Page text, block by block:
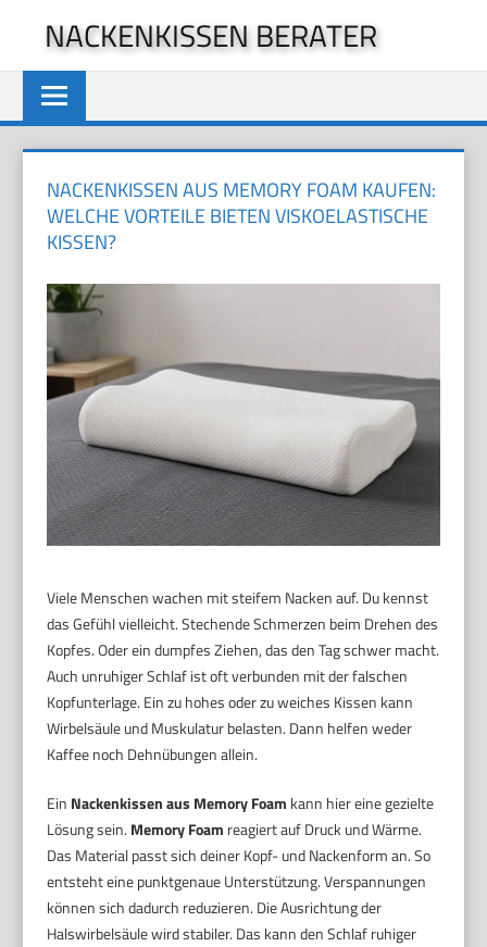
springen
NACKENKISSEN BERATER
NACKENKISSEN AUS MEMORY FOAM KAUFEN:
WELCHE VORTEILE BIETEN VISKOELASTISCHE
KISSEN?
Viele Menschen wachen mit steifem Nacken auf. Du kennst
das Gefühl vielleicht. Stechende Schmerzen beim Drehen des
Kopfes. Oder ein dumpfes Ziehen, das den Tag schwer macht.
Auch unruhiger Schlaf ist oft verbunden mit der falschen
Kopfunterlage. Ein zu hohes oder zu weiches Kissen kann
Wirbelsäule und Muskulatur belasten. Dann helfen weder
Kaffee noch Dehnübungen allein.
Ein Nackenkissen aus Memory Foam kann hier eine gezielte
Lösung sein. Memory Foam reagiert auf Druck und Wärme.
Das Material passt sich deiner Kopf- und Nackenform an. So
entsteht eine punktgenaue Unterstützung. Verspannungen
können sich dadurch reduzieren. Die Ausrichtung der
Halswirbelsäule wird stabiler. Das kann den Schlaf ruhiger